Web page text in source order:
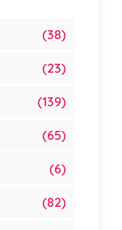
(38)
(23)
(139)
(65)
(6)
(82)